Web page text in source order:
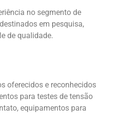
no segmento de
em pesquisa,
de qualidade.
oferecidos e reconhecidos
para testes de tensão
equipamentos para